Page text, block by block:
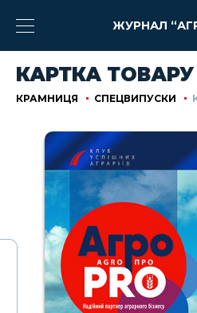
ЖУРНАЛ
КАРТКА ТОВАРУ
КРАМНИЦЯ СПЕЦВИПУСКИ